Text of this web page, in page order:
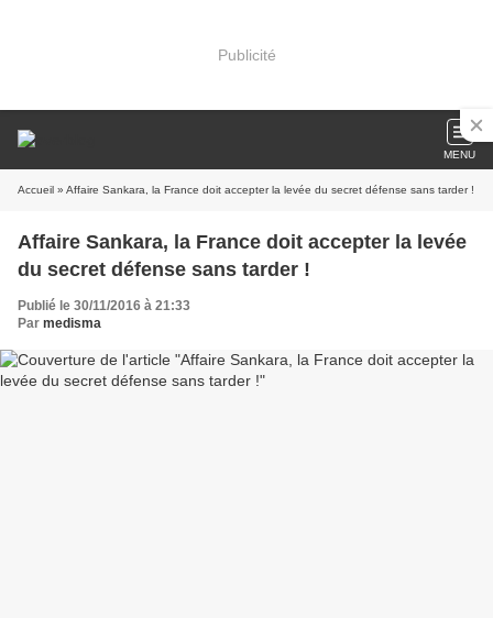
Publicité
MENU
Accueil » Affaire Sankara, la France doit accepter la levée du secret défense sans tarder !
Affaire Sankara, la France doit accepter la levée
du secret défense sans tarder !
Publié le 30/11/2016 à 21:33
Par medisma